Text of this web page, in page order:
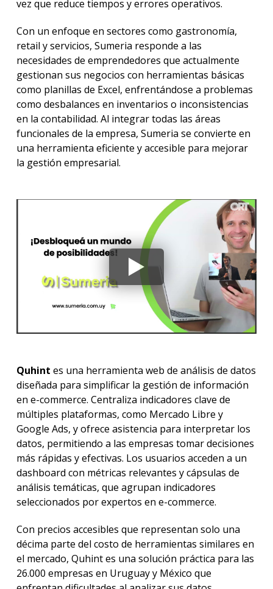
vez que reduce tiempos y errores operativos.
Con un enfoque en sectores como gastronomía,
retail y servicios, Sumeria responde a las
necesidades de emprendedores que actualmente
gestionan sus negocios con herramientas básicas
como planillas de Excel, enfrentándose a problemas
como desbalances en inventarios o inconsistencias
en la contabilidad. Al integrar todas las áreas
funcionales de la empresa, Sumeria se convierte en
una herramienta eficiente y accesible para mejorar
la gestión empresarial.
Quhint es una herramienta web de análisis de datos
diseñada para simplificar la gestión de información
en e-commerce. Centraliza indicadores clave de
múltiples plataformas, como Mercado Libre y
Google Ads, y ofrece asistencia para interpretar los
datos, permitiendo a las empresas tomar decisiones
más rápidas y efectivas. Los usuarios acceden a un
dashboard con métricas relevantes y cápsulas de
análisis temáticas, que agrupan indicadores
seleccionados por expertos en e-commerce.
Con precios accesibles que representan solo una
décima parte del costo de herramientas similares en
el mercado, Quhint es una solución práctica para las
26.000 empresas en Uruguay y México que